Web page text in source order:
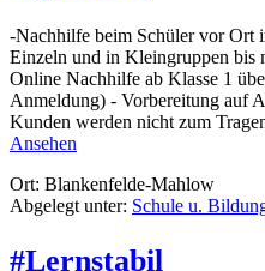
-Nachhilfe beim Schüler vor Ort
Einzeln und in Kleingruppen bis
Online Nachhilfe ab Klasse 1
Anmeldung) - Vorbereitung auf
Kunden werden nicht zum
Ansehen
Ort: Blankenfelde-Mahlow
Abgelegt unter: Schule u.
#Lernstabil